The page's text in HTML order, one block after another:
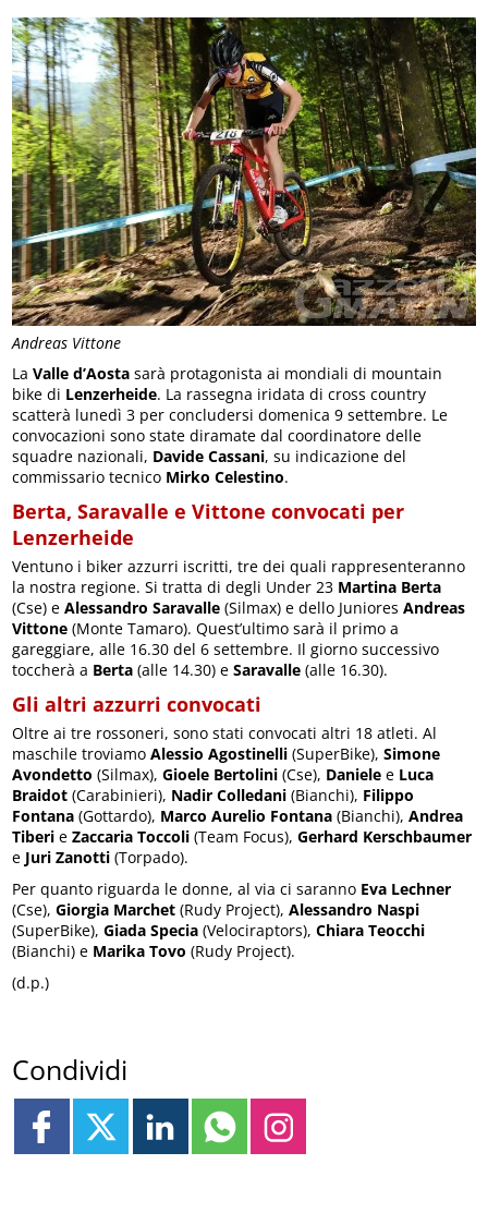
Andreas Vittone
LaValle d’Aosta sarà protagonista ai mondiali di mountain
bike di Lenzerheide. La rassegna iridata di cross country
scatterà lunedì 3 per concludersi domenica 9 settembre. Le
convocazioni sono state diramate dal coordinatore delle
squadre nazionali, Davide Cassani, su indicazione del
commissario tecnico Mirko Celestino.
Berta, Saravalle e Vittone convocati per
Lenzerheide
Ventuno i biker azzurri iscritti, tre dei quali rappresenteranno
la nostra regione. Si tratta di degli Under 23 Martina Berta
(Cse) eAlessandro Saravalle (Silmax) e dello JunioresAndreas
Vittone (Monte Tamaro). Quest’ultimo sarà il primo a
gareggiare, alle 16.30 del 6 settembre. Il giorno successivo
toccherà a Berta (alle 14.30) eSaravalle (alle 16.30).
Gli altri azzurri convocati
Oltre ai tre rossoneri, sono stati convocati altri 18 atleti. Al
maschile troviamoAlessio Agostinelli (SuperBike),Simone
Avondetto (Silmax),Gioele Bertolini (Cse), Daniele e Luca
Braidot (Carabinieri), Nadir Colledani (Bianchi), Filippo
Fontana (Gottardo), Marco Aurelio Fontana (Bianchi),Andrea
Tiberi eZaccaria Toccoli (Team Focus),Gerhard Kerschbaumer
e Juri Zanotti (Torpado).
Per quanto riguarda le donne, al via ci saranno Eva Lechner
(Cse),Giorgia Marchet (Rudy Project),Alessandro Naspi
(SuperBike),Giada Specia (Velociraptors),Chiara Teocchi
(Bianchi) e Marika Tovo (Rudy Project).
(d.p.)
Condividi